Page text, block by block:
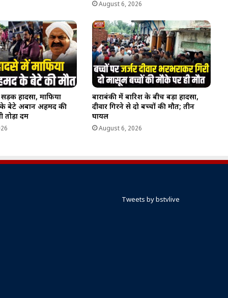
August 6, 2026
हादसा, माफिया
बेटे अबान अहमद की
तोड़ा दम
बाराबंकी में बारिश के बीच बड़ा हादसा,
दीवार गिरने से दो बच्चों की मौत; तीन
घायल
August 6, 2026
Tweets by bstvlive